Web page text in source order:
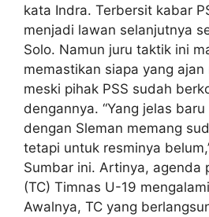
kata Indra. Terbersit kabar
menjadi lawan selanjutnya
Solo. Namun juru taktik ini
memastikan siapa yang
meski pihak PSS sudah
dengannya. “Yang jelas baru
dengan Sleman memang
tetapi untuk resminya
Sumbar ini. Artinya, agenda
(TC) Timnas U-19
Awalnya, TC yang